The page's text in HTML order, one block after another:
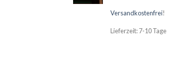
Versandkostenfrei!
Lieferzeit: 7-10 Tage